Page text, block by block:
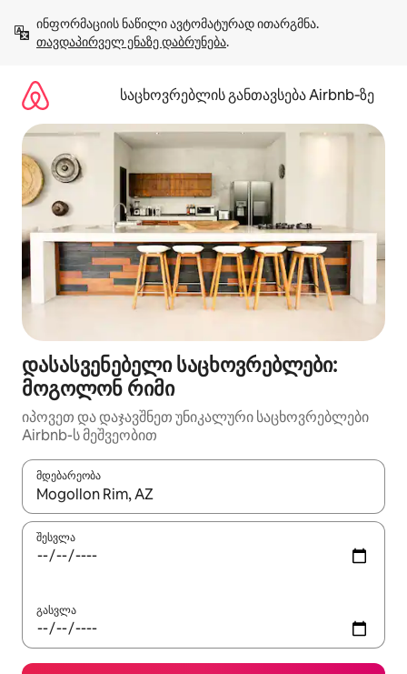
გადასვლა
თავდაპირველ ენაზე დაბრუნება.
საცხოვრებლის განთავსება Airbnb‑ზე
დასასვენებელი საცხოვრებლები:
მოგოლონ რიმი
იპოვეთ და დაჯავშნეთ უნიკალური საცხოვრებლები
Airbnb-ს მეშვეობით
მდებარეობა
როცა შედეგები ხელმისაწვდომი გახდება, ნავიგაციისთვის
შესვლა
გასვლა